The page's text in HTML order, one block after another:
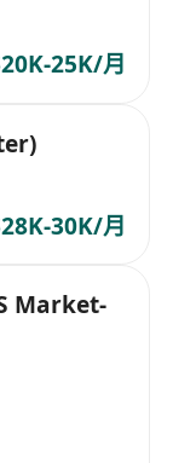
25K/月
30K/月
Market-